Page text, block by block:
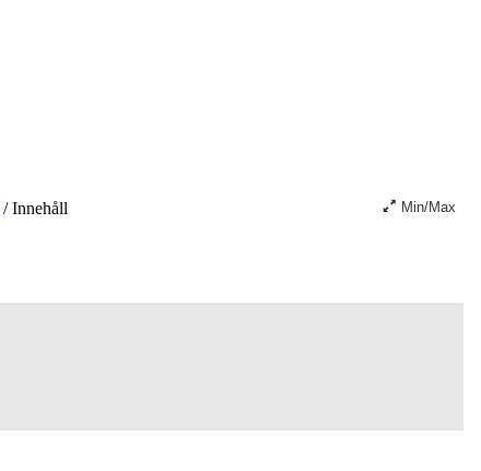
/Innehåll Min/Max